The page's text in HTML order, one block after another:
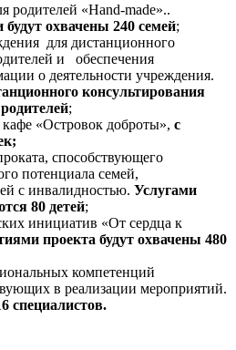
родителей «Hand-made»..
охвачены 240 семей;
для дистанционного
и обеспечения
о деятельности учреждения.
консультирования
;
кафе «Островок доброты», с
способствующего
потенциала семей,
с инвалидностью. Услугами
80 детей;
инициатив «От сердца к
проекта будут охвачены 480
компетенций
в реализации мероприятий.
специалистов.